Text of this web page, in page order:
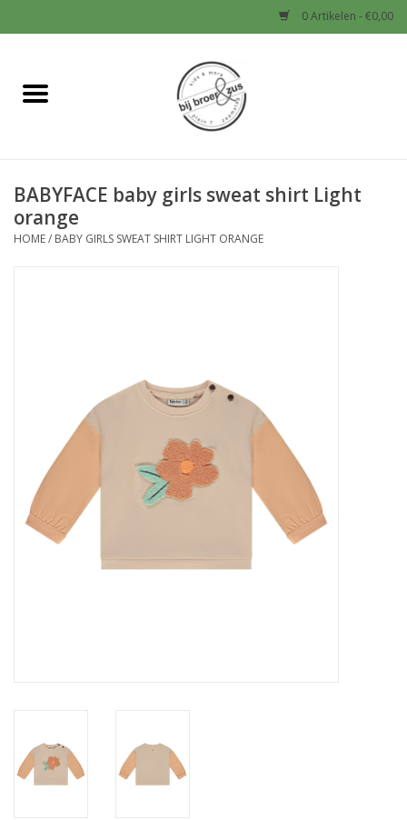
0 Artikelen - €0,00
Home
Baby
Jongens
Schoenen en Tassen
Speelgoed
Cadeaubonnen
Merken
BABYFACE baby girls sweat shirt Light
orange
HOME/ BABY GIRLS SWEAT SHIRT LIGHT ORANGE